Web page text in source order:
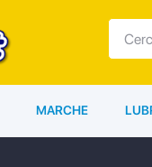
MARCHE